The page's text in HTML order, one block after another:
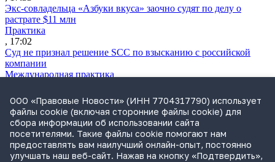
Экс-совладельца «Азбуки вкуса» заочно судят по делу о
растрате $11 млн
Практика
, 17:02
Суд не признал решение SCC по взысканию с российской
компании
Международная практика
Дроны могут начать применять для фиксации нарушений
ПДД
Практика
, 15:41
Бывшего сенатора Сабадаша приговорили к 12 годам по делу
о хищении
ООО «Правовые Новости» (ИНН 7704317790) использует
файлы cookie (включая сторонние файлы cookie) для
сбора информации об использовании сайта
посетителями. Такие файлы cookie помогают нам
предоставлять вам наилучший онлайн-опыт, постоянно
улучшать наш веб-сайт. Нажав на кнопку «Подтвердить»,